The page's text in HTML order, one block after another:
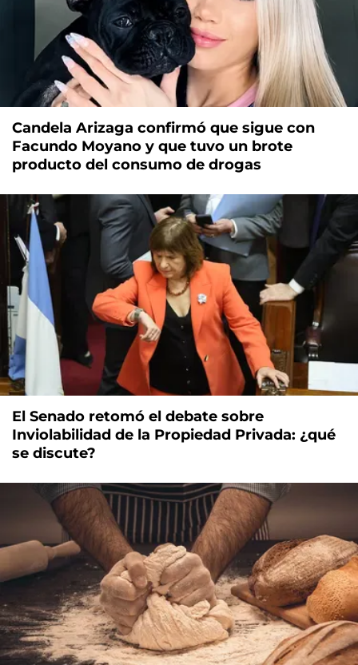
Candela Arizaga confirmó que sigue con
Facundo Moyano y que tuvo un brote
producto del consumo de drogas
El Senado retomó el debate sobre
Inviolabilidad de la Propiedad Privada: ¿qué
se discute?